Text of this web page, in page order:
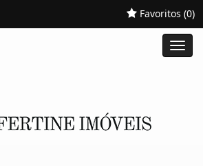
Favoritos (0)